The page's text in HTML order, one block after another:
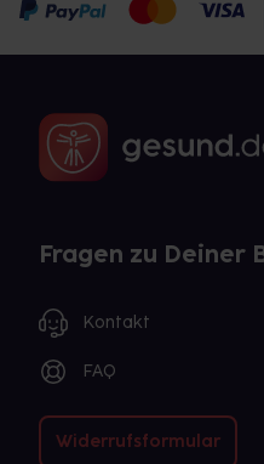
Fragen zu Deiner
Kontakt
FAQ
Widerrufsformular